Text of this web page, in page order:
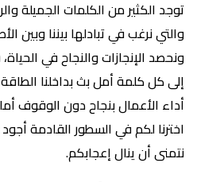
توجد الكثير من الكلمات الجميلة
والتي نرغب في تبادلها بيننا وبين
ونحصد الإنجازات والنجاح في
إلى كل كلمة أمل بث بداخلنا
أداء الأعمال بنجاح دون الوقوف
اخترنا لكم في السطور القادمة
نتمنى أن ينال إعجابكم.